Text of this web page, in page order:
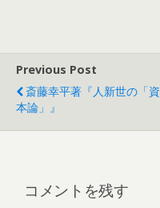
Previous Post
斎藤幸平著『人新世の「資
本論」』
コメントを残す